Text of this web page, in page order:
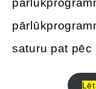
saturu pat pēc